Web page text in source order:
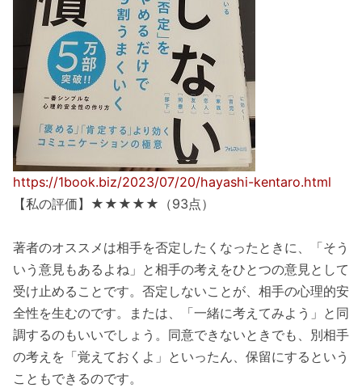
https://1book.biz/2023/07/20/hayashi-kentaro.html
【私の評価】★★★★★（93点）
著者のオススメは相手を否定したくなったときに、「そう
いう意見もあるよね」と相手の考えをひとつの意見として
受け止めることです。否定しないことが、相手の心理的安
全性を生むのです。または、「一緒に考えてみよう」と同
調するのもいいでしょう。同意できないときでも、別相手
の考えを「覚えておくよ」といったん、保留にするという
こともできるのです。